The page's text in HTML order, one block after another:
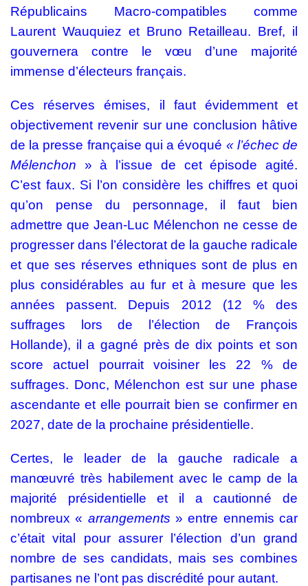
Républicains Macro-compatibles comme
Laurent Wauquiez et Bruno Retailleau. Bref, il
gouvernera contre le vœu d’une majorité
immense d’électeurs français.
Ces réserves émises, il faut évidemment et
objectivement revenir sur une conclusion hâtive
de la presse française qui a évoqué « l’échec de
Mélenchon » à l’issue de cet épisode agité.
C’est faux. Si l’on considère les chiffres et quoi
qu’on pense du personnage, il faut bien
admettre que Jean-Luc Mélenchon ne cesse de
progresser dans l’électorat de la gauche radicale
et que ses réserves ethniques sont de plus en
plus considérables au fur et à mesure que les
années passent. Depuis 2012 (12 % des
suffrages lors de l’élection de François
Hollande), il a gagné près de dix points et son
score actuel pourrait voisiner les 22 % de
suffrages. Donc, Mélenchon est sur une phase
ascendante et elle pourrait bien se confirmer en
2027, date de la prochaine présidentielle.
Certes, le leader de la gauche radicale a
manœuvré très habilement avec le camp de la
majorité présidentielle et il a cautionné de
nombreux « arrangements» entre ennemis car
c’était vital pour assurer l’élection d’un grand
nombre de ses candidats, mais ses combines
partisanes ne l’ont pas discrédité pour autant.